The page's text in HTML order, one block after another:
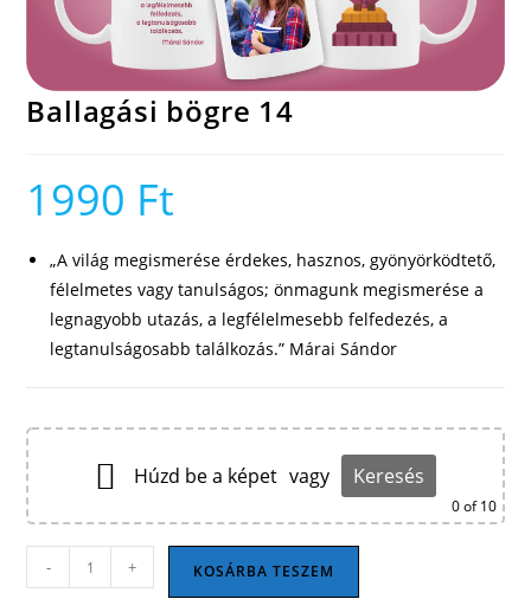
Ballagási bögre 14
1990 Ft
„A világ megismerése érdekes, hasznos, gyönyörködtető,
félelmetes vagy tanulságos; önmagunk megismerése a
legnagyobb utazás, a legfélelmesebb felfedezés, a
legtanulságosabb találkozás.” Márai Sándor
Húzd be a képet vagy Keresés
0of 10
Ballagási
bögre
- + KOSÁRBA TESZEM